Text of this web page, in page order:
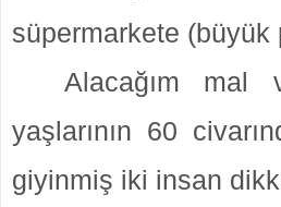
süpermarkete
Alacağım mal
yaşlarının 60
giyinmiş iki insan